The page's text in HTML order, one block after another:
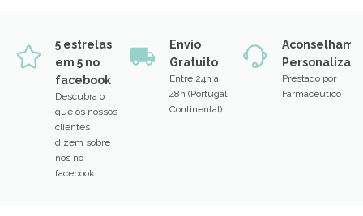
5 estrelas
em 5 no
facebook
Descubra o
que os nossos
clientes
dizem sobre
nós no
facebook
Envio
Gratuito
Entre 24h a
48h (Portugal
Continental)
Prestado por
Farmacêutico